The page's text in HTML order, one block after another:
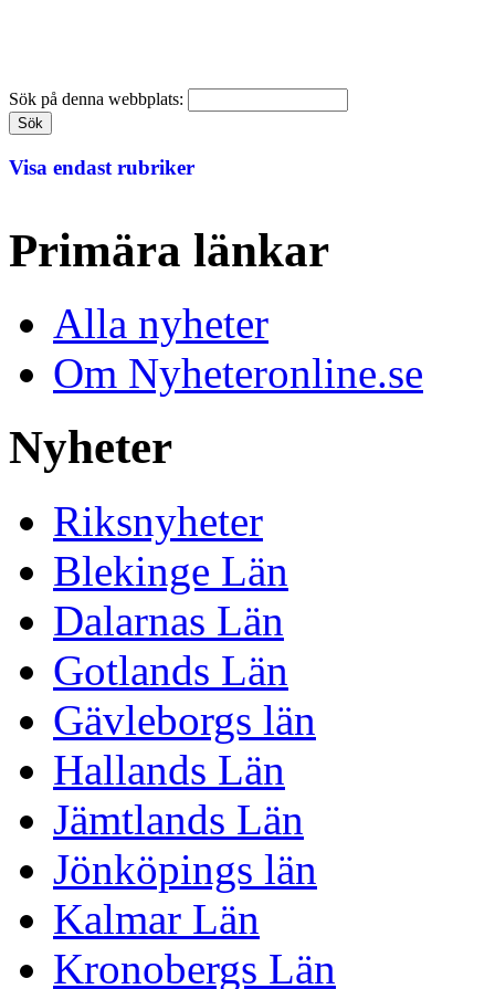
Sök på denna webbplats:
Visa endast rubriker
Primära länkar
Alla nyheter
Om Nyheteronline.se
Nyheter
Riksnyheter
Blekinge Län
Dalarnas Län
Gotlands Län
Gävleborgs län
Hallands Län
Jämtlands Län
Jönköpings län
Kalmar Län
Kronobergs Län